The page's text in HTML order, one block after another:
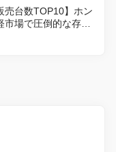
売台数TOP10】ホン
市場で圧倒的な存在